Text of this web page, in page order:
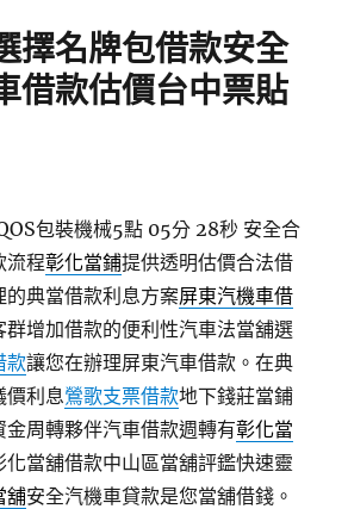
擇名牌包借款安全
借款估價台中票貼
包裝機械5點 05分 28秒 安全合
流程彰化當鋪提供透明估價合法借
的典當借款利息方案屏東汽機車借
群增加借款的便利性汽車法當舖選
款讓您在辦理屏東汽車借款。在典
價利息鶯歌支票借款地下錢莊當鋪
金周轉夥伴汽車借款週轉有彰化當
化當舖借款中山區當舖評鑑快速靈
舖安全汽機車貸款是您當舖借錢。